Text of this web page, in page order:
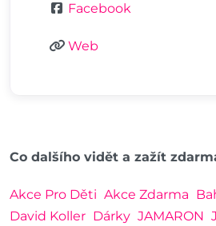
Facebook
Web
Co dalšího vidět a zažít
Akce Pro Děti Akce Zdarma
David Koller Dárky JAMARON